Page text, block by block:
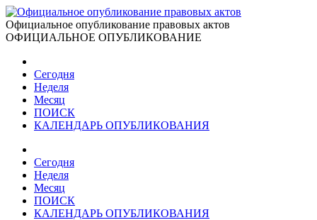
Официальное опубликование правовых актов
ОФИЦИАЛЬНОЕ ОПУБЛИКОВАНИЕ
Сегодня
Неделя
Месяц
ПОИСК
КАЛЕНДАРЬ ОПУБЛИКОВАНИЯ
Сегодня
Неделя
Месяц
ПОИСК
КАЛЕНДАРЬ ОПУБЛИКОВАНИЯ